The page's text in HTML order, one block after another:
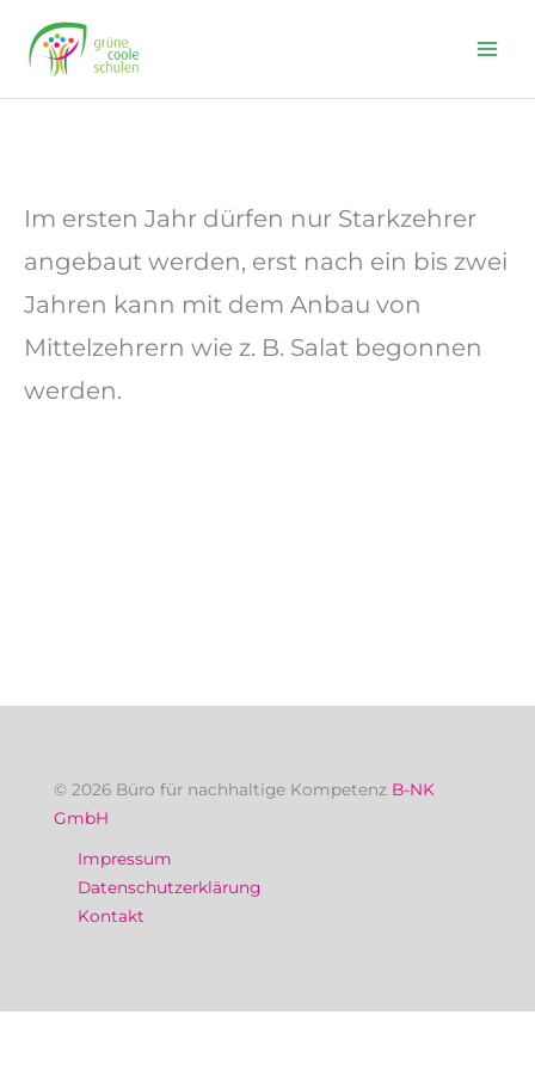
content
Im ersten Jahr dürfen nur Starkzehrer
angebaut werden, erst nach ein bis zwei
Jahren kann mit dem Anbau von
Mittelzehrern wie z. B. Salat begonnen
werden.
© 2026 Büro für nachhaltige Kompetenz B-NK
GmbH
Impressum
Datenschutzerklärung
Kontakt